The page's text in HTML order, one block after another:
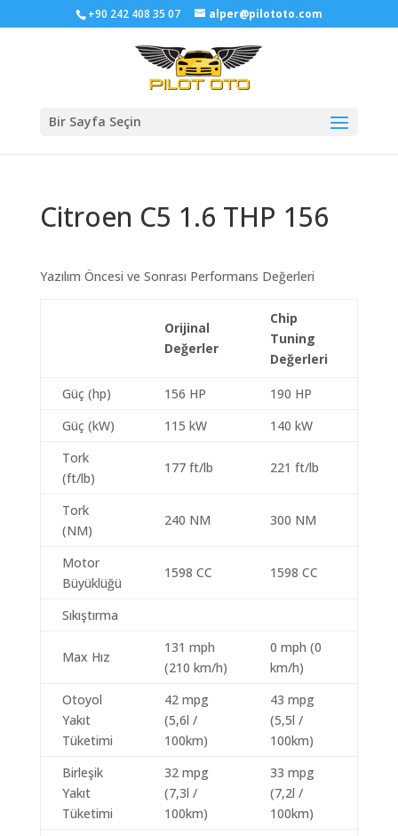
+90 242 408 35 07 alper@pilototo.com
Bir Sayfa Seçin
Citroen C5 1.6 THP 156
Yazılım Öncesi ve Sonrası Performans Değerleri
Orijinal
Değerler
Chip
Tuning
Değerleri
Güç (hp) 156 HP
190 HP
Güç (kW)
115 kW
140 kW
Tork
(ft/lb)
177 ft/lb 221 ft/lb
Tork
(NM)
240 NM 300 NM
Motor
Büyüklüğü
1598 CC 1598 CC
Sıkıştırma
Max Hız
131 mph
(210 km/h)
0 mph (0
km/h)
Otoyol
Yakıt
Tüketimi
42 mpg
(5,6l /
100km)
43 mpg
(5,5l /
100km)
Birleşik
Yakıt
Tüketimi
32 mpg
(7,3l /
100km)
33 mpg
(7,2l /
100km)